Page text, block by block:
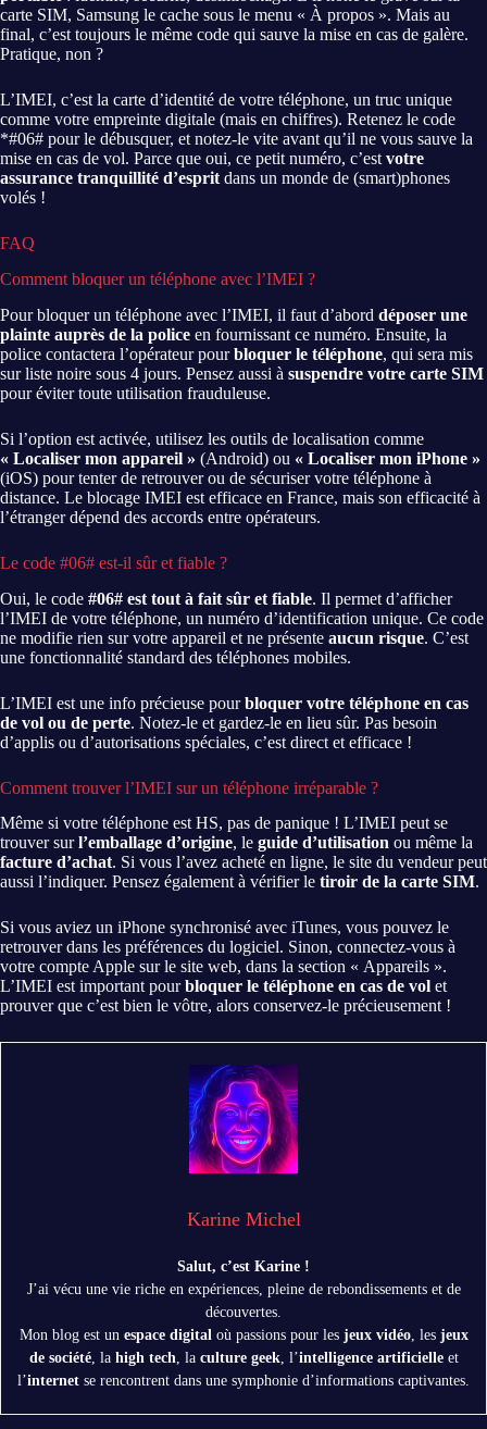
carte SIM, Samsung le cache sous le menu « À propos ». Mais au
final, c’est toujours le même code qui sauve la mise en cas de galère.
Pratique, non ?
L’IMEI, c’est la carte d’identité de votre téléphone, un truc unique
comme votre empreinte digitale (mais en chiffres). Retenez le code
*#06# pour le débusquer, et notez-le vite avant qu’il ne vous sauve la
mise en cas de vol. Parce que oui, ce petit numéro, c’est votre
assurance tranquillité d’esprit dans un monde de (smart)phones
volés !
FAQ
Comment bloquer un téléphone avec l’IMEI ?
Pour bloquer un téléphone avec l’IMEI, il faut d’abord déposer une
plainte auprès de la police en fournissant ce numéro. Ensuite, la
police contactera l’opérateur pourbloquer le téléphone, qui sera mis
sur liste noire sous 4 jours. Pensez aussi à suspendre votre carte SIM
pour éviter toute utilisation frauduleuse.
Si l’option est activée, utilisez les outils de localisation comme
« Localiser mon appareil » (Android) ou « Localiser mon iPhone »
(iOS) pour tenter de retrouver ou de sécuriser votre téléphone à
distance. Le blocage IMEI est efficace en France, mais son efficacité à
l’étranger dépend des accords entre opérateurs.
Le code #06# est-il sûr et fiable ?
Oui, le code #06# est tout à fait sûr et fiable. Il permet d’afficher
l’IMEI de votre téléphone, un numéro d’identification unique. Ce code
ne modifie rien sur votre appareil et ne présente aucun risque. C’est
une fonctionnalité standard des téléphones mobiles.
L’IMEI est une info précieuse pourbloquer votre téléphone en cas
de vol ou de perte. Notez-le et gardez-le en lieu sûr. Pas besoin
d’applis ou d’autorisations spéciales, c’est direct et efficace !
Comment trouver l’IMEI sur un téléphone irréparable ?
Même si votre téléphone est HS, pas de panique ! L’IMEI peut se
trouver surl’emballage d’origine, le guide d’utilisation ou même la
facture d’achat. Si vous l’avez acheté en ligne, le site du vendeur peut
aussi l’indiquer. Pensez également à vérifier le tiroir de la carte SIM.
Si vous aviez un iPhone synchronisé avec iTunes, vous pouvez le
retrouver dans les préférences du logiciel. Sinon, connectez-vous à
votre compte Apple sur le site web, dans la section « Appareils ».
L’IMEI est important pourbloquer le téléphone en cas de vol et
prouver que c’est bien le vôtre, alors conservez-le précieusement !
Karine Michel
Salut, c’est Karine !
J’ai vécu une vie riche en expériences, pleine de rebondissements et de
découvertes.
Mon blog est un espace digitaloù passions pour les jeux vidéo, les jeux
de société, la high tech, la culture geek, l’intelligence artificielleet
l’internet se rencontrent dans une symphonie d’informations captivantes.